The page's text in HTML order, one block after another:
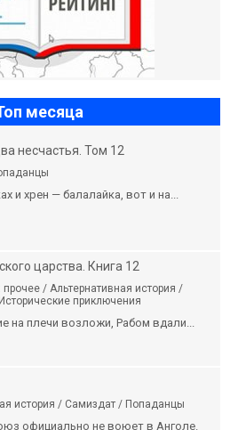
месяца
несчастья. Том 12
и хрен — балалайка, вот и на...
царства. Книга 12
/ Альтернативная история /
приключения
на плечи возложи, Рабом вдали...
история / Самиздат / Попаданцы
официально не воюет в Анголе.